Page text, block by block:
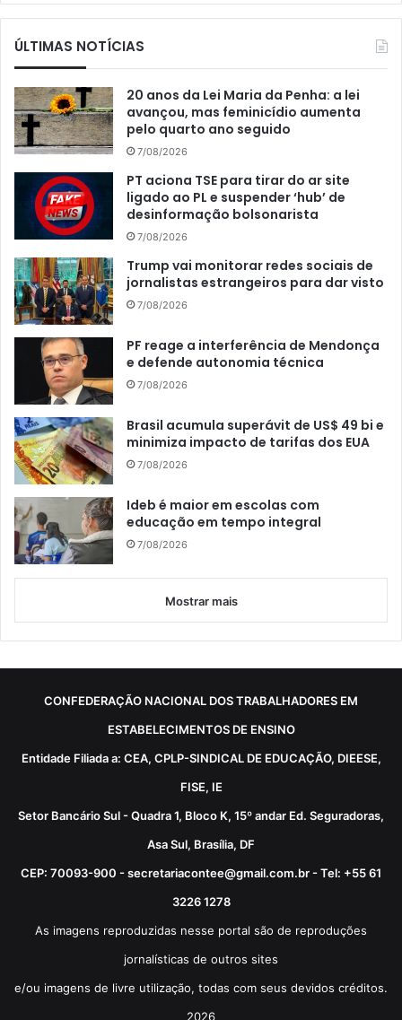
ÚLTIMAS NOTÍCIAS
20 anos da Lei Maria da Penha: a lei
avançou, mas feminicídio aumenta
pelo quarto ano seguido
7/08/2026
PT aciona TSE para tirar do ar site
ligado ao PL e suspender ‘hub’ de
desinformação bolsonarista
7/08/2026
Trump vai monitorar redes sociais de
jornalistas estrangeiros para dar visto
7/08/2026
PF reage a interferência de Mendonça
e defende autonomia técnica
7/08/2026
Brasil acumula superávit de US$ 49 bi e
minimiza impacto de tarifas dos EUA
7/08/2026
Ideb é maior em escolas com
educação em tempo integral
7/08/2026
Mostrar mais
CONFEDERAÇÃO NACIONAL DOS TRABALHADORES EM
ESTABELECIMENTOS DE ENSINO
Entidade Filiada a: CEA, CPLP-SINDICAL DE EDUCAÇÃO, DIEESE,
FISE, IE
Setor Bancário Sul - Quadra 1, Bloco K, 15º andar Ed. Seguradoras,
Asa Sul, Brasília, DF
CEP: 70093-900 - secretariacontee@gmail.com.br - Tel: +55 61
3226 1278
As imagens reproduzidas nesse portal são de reproduções
jornalísticas de outros sites
e/ou imagens de livre utilização, todas com seus devidos créditos.
2026